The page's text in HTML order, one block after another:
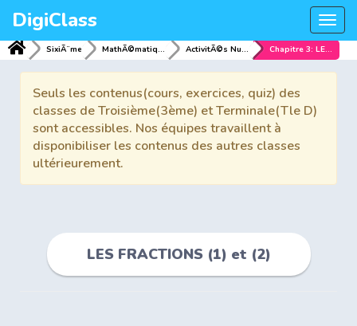
DigiClass
SixiÃ¨me MathÃ©matiques ActivitÃ©s NumÃ©riques Chapitre 3: LES FRACTIONS (1) et (2)
Seuls les contenus(cours, exercices, quiz) des
classes de Troisième(3ème) et Terminale(Tle D)
sont accessibles. Nos équipes travaillent à
disponibiliser les contenus des autres classes
ultérieurement.
LES FRACTIONS (1) et (2)